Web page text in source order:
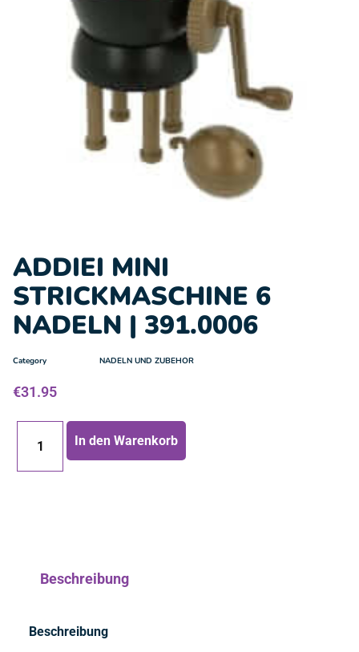
ADDIEI MINI
STRICKMASCHINE 6
NADELN | 391.0006
Category NADELN UND ZUBEHOR
€31.95
In den Warenkorb
Beschreibung
Beschreibung